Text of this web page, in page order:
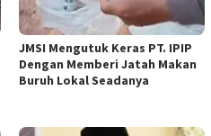
JMSI Mengutuk Keras PT. IPIP
Dengan Memberi Jatah Makan
Buruh Lokal Seadanya